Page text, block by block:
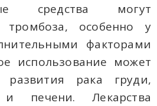
средства могут
тромбоза, особенно у
факторами
использование может
развития рака груди,
печени. Лекарства